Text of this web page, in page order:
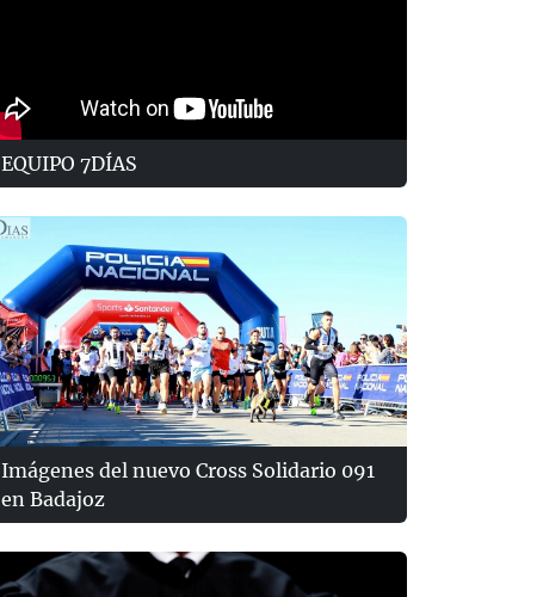
EQUIPO 7DÍAS
Imágenes del nuevo Cross Solidario 091
en Badajoz